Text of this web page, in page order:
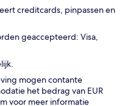
creditcards, pinpassen en
geaccepteerd: Visa,
mogen contante
het bedrag van EUR
voor meer informatie